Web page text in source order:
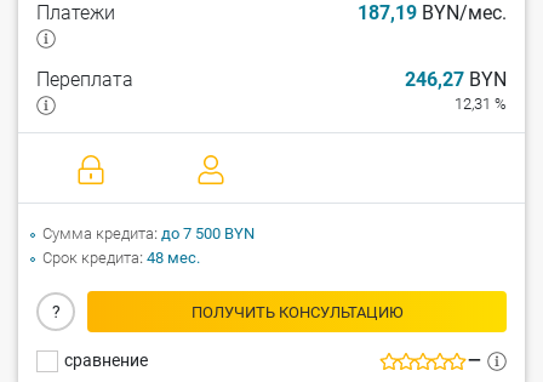
—
сравнение
Платежи 187,19 BYN/мес.
Переплата 246,27 BYN
12,31 %
? ПОЛУЧИТЬ КОНСУЛЬТАЦИЮ
Сумма кредита до 7 500 BYN
Срок кредита 48 мес.